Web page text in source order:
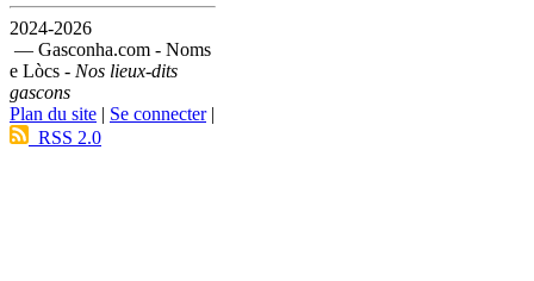
2024-2026
— Gasconha.com - Noms
e Lòcs - Nos lieux-dits
gascons
Plan du site | Se connecter|
RSS 2.0